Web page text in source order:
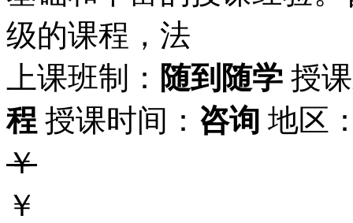
级的课程，法
上课班制： 随到随学 授
程 授课时间： 咨询 地区
￥
￥